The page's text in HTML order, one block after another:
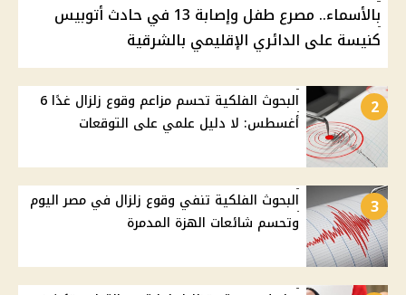
بالأسماء.. مصرع طفل وإصابة 13 في حادث أتوبيس
كنيسة على الدائري الإقليمي بالشرقية
2
البحوث الفلكية تحسم مزاعم وقوع زلزال غدًا 6
أغسطس: لا دليل علمي على التوقعات
3
البحوث الفلكية تنفي وقوع زلزال في مصر اليوم
وتحسم شائعات الهزة المدمرة